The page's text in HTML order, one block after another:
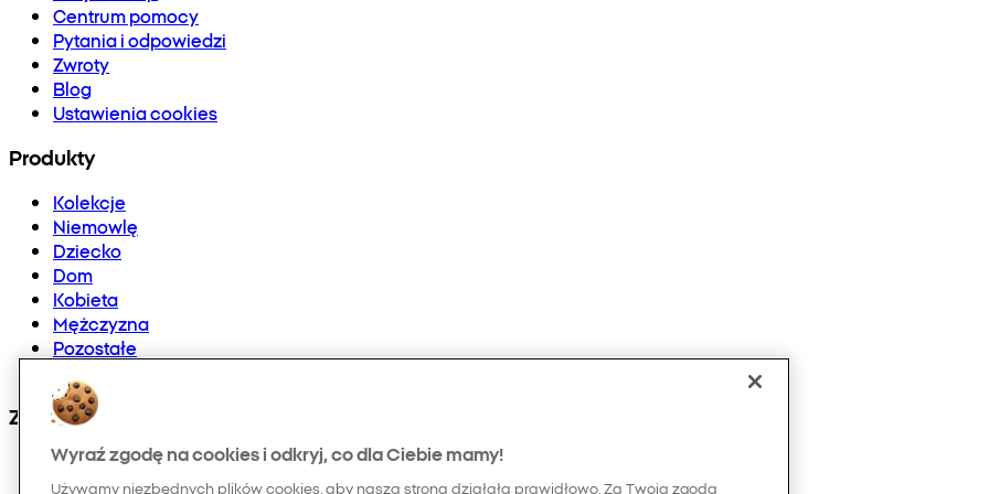
Centrum pomocy
Pytania i odpowiedzi
Zwroty
Blog
Ustawienia cookies
Produkty
Kolekcje
Niemowlę
Dziecko
Dom
Kobieta
Mężczyzna
Pozostałe
Znajdź nas na:
Wyraź zgodę na cookies i odkryj, co dla Ciebie mamy!
Używamy niezbędnych plików cookies, aby nasza strona działała prawidłowo. Za Twoją zgodą